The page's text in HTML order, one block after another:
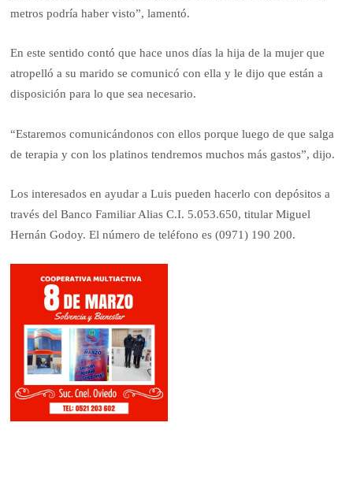
metros podría haber visto”, lamentó.
En este sentido contó que hace unos días la hija de la mujer que
atropelló a su marido se comunicó con ella y le dijo que están a
disposición para lo que sea necesario.
“Estaremos comunicándonos con ellos porque luego de que salga
de terapia y con los platinos tendremos muchos más gastos”, dijo.
Los interesados en ayudar a Luis pueden hacerlo con depósitos a
través del Banco Familiar Alias C.I. 5.053.650, titular Miguel
Hernán Godoy. El número de teléfono es (0971) 190 200.